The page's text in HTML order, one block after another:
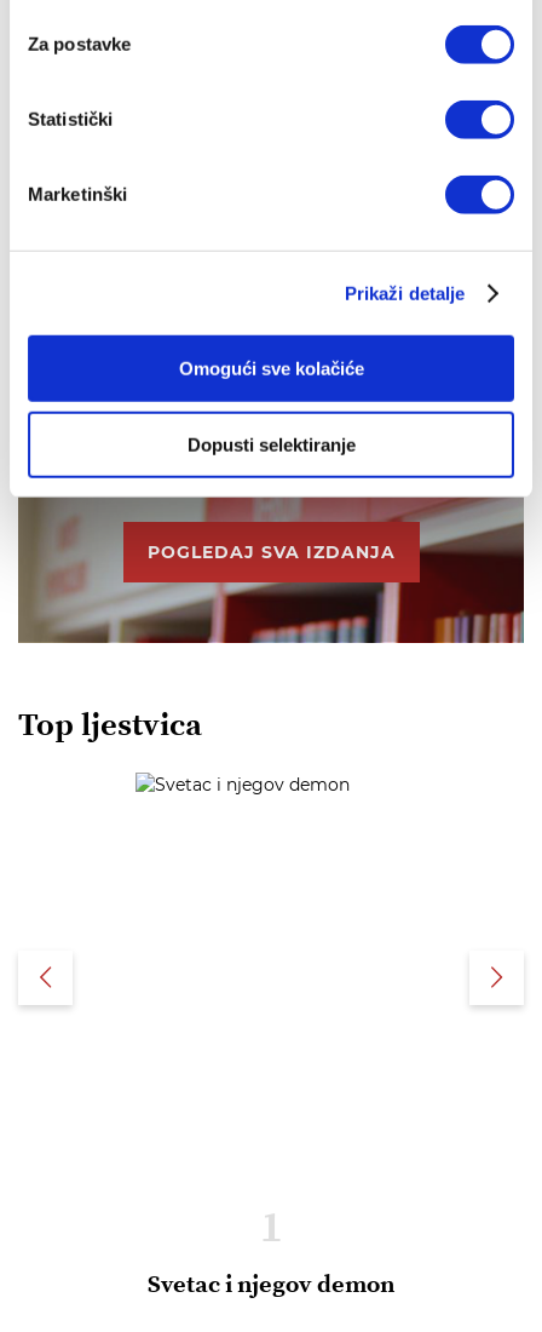
Za postavke
Statistički
Marketinški
Prikaži detalje
Omogući sve kolačiće
Dopusti selektiranje
24,95 EUR
IZDANJA NAKLADE VERBUM
POGLEDAJ SVA IZDANJA
Top ljestvica
1
Svetac i njegov demon